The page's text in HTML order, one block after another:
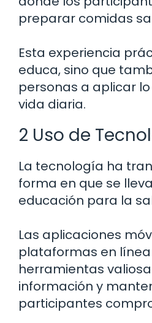
preparar comidas
Esta experiencia
educa, sino que
personas a aplicar
vida diaria.
2 Uso de
La tecnología ha
forma en que se
educación para la
Las aplicaciones
plataformas en
herramientas
información y
participantes